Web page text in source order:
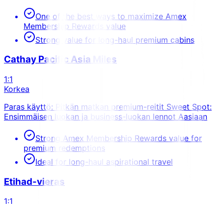
One of the best ways to maximize Amex
Membership Rewards value
Strong value for long-haul premium cabins
Cathay Pacific Asia Miles
1:1
Korkea
Paras käyttö: Pitkän matkan premium-reitit Sweet Spot:
Ensimmäisen luokan ja business-luokan lennot Aasiaan
Strong Amex Membership Rewards value for
premium redemptions
Ideal for long-haul aspirational travel
Etihad-vieras
1:1